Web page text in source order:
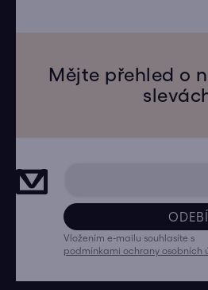
Mějte přehled o
Vložením e-mailu souhlasíte s
podmínkami ochrany osobních